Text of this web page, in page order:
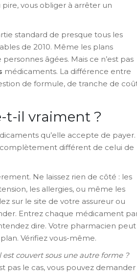
vous obliger à arrêter un
standard de presque tous les
de 2010. Même les plans
âgées. Mais ce n’est pas
médicaments. La différence entre
de formule, de tranche de
t-il vraiment ?
qu’elle accepte de payer.
complètement différent de celui de
Ne laissez rien de côté : les
les allergies, ou même les
sur le site de votre assureur ou
Entrez chaque médicament
dire. Votre pharmacien peut
Vérifiez vous-même.
est couvert sous une autre forme ?
pas le cas, vous pouvez demander